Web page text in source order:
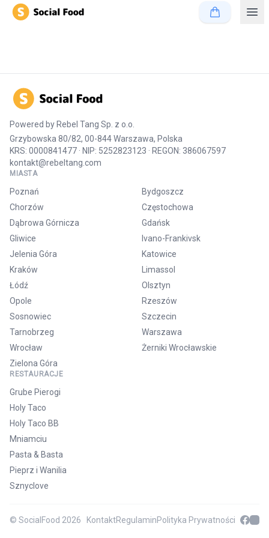
Powered by Rebel Tang Sp. z o.o.
Grzybowska 80/82, 00-844 Warszawa, Polska
KRS: 0000841477 · NIP: 5252823123 · REGON: 386067597
kontakt@rebeltang.com
MIASTA
Poznań
Bydgoszcz
Chorzów
Częstochowa
Dąbrowa Górnicza
Gdańsk
Gliwice
Ivano-Frankivsk
Jelenia Góra
Katowice
Kraków
Limassol
Łódź
Olsztyn
Opole
Rzeszów
Sosnowiec
Szczecin
Tarnobrzeg
Warszawa
Wrocław
Żerniki Wrocławskie
Zielona Góra
RESTAURACJE
Grube Pierogi
Holy Taco
Holy Taco BB
Mniamciu
Pasta & Basta
Pieprz i Wanilia
Sznyclove
© SocialFood 2026 KontaktRegulaminPolityka Prywatności